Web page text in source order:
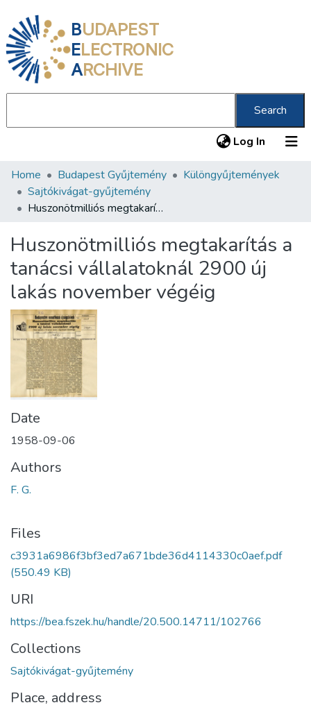
BUDAPEST
ELECTRONIC
ARCHIVE
Search
Log In (current)
Communities & Collections
All of DSpace
About us
Home Budapest Gyűjtemény
Különgyűjtemények
Sajtókivágat-gyűjtemény
Huszonötmilliós megtakarítás a tanácsi vállalatoknál 2900 új lakás november végéig
Huszonötmilliós megtakarítás a
tanácsi vállalatoknál 2900 új
lakás november végéig
Date
1958-09-06
Authors
F. G.
Files
c3931a6986f3bf3ed7a671bde36d4114330c0aef.pdf
(550.49 KB)
URI
https://bea.fszek.hu/handle/20.500.14711/102766
Collections
Sajtókivágat-gyűjtemény
Place, address